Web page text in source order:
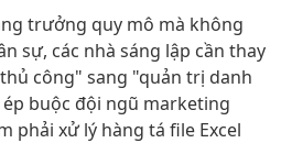
trưởng quy mô mà không
sự, các nhà sáng lập cần thay
công" sang "quản trị danh
buộc đội ngũ marketing
phải xử lý hàng tá file Excel